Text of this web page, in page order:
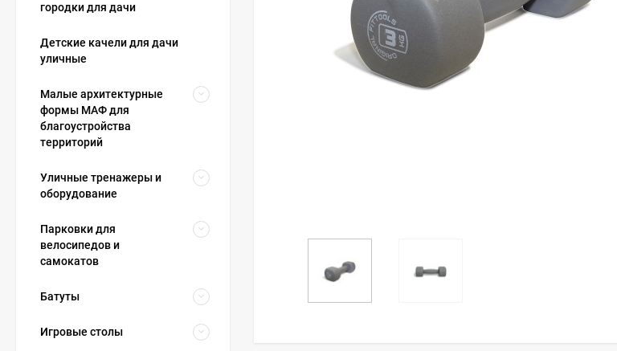
городки для дачи
Детские качели для дачи
уличные
Малые архитектурные
формы МАФ для
благоустройства
территорий
Уличные тренажеры и
оборудование
Парковки для
велосипедов и
самокатов
Батуты
Игровые столы